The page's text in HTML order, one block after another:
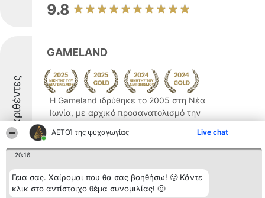
ΑΕΤΟΊ της ψυχαγωγίας Live chat
20:16
Γεια σας. Χαίρομαι που θα σας βοηθήσω! 🙂 Κάντε
κλικ στο αντίστοιχο θέμα συνομιλίας! 🙂
9.8
Διακριθέντες
GAMELAND
Η Gameland ιδρύθηκε το 2005 στη Νέα
Ιωνία, με αρχικό προσανατολισμό την
κονσολών και περιφερειακών, τόσο
καινούριων όσο και μεταχειρισμένων.
μετατράπηκε σε σημείο αναφοράς ...